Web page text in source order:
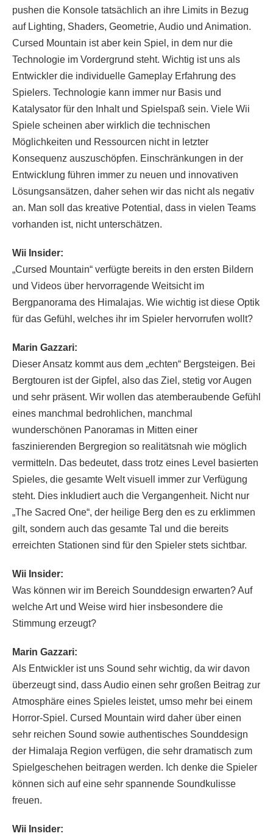
pushen die Konsole tatsächlich an ihre Limits in Bezug
auf Lighting, Shaders, Geometrie, Audio und Animation.
Cursed Mountain ist aber kein Spiel, in dem nur die
Technologie im Vordergrund steht. Wichtig ist uns als
Entwickler die individuelle Gameplay Erfahrung des
Spielers. Technologie kann immer nur Basis und
Katalysator für den Inhalt und Spielspaß sein. Viele Wii
Spiele scheinen aber wirklich die technischen
Möglichkeiten und Ressourcen nicht in letzter
Konsequenz auszuschöpfen. Einschränkungen in der
Entwicklung führen immer zu neuen und innovativen
Lösungsansätzen, daher sehen wir das nicht als negativ
an. Man soll das kreative Potential, dass in vielen Teams
vorhanden ist, nicht unterschätzen.
Wii Insider:
„Cursed Mountain“ verfügte bereits in den ersten Bildern
und Videos über hervorragende Weitsicht im
Bergpanorama des Himalajas. Wie wichtig ist diese Optik
für das Gefühl, welches ihr im Spieler hervorrufen wollt?
Marin Gazzari:
Dieser Ansatz kommt aus dem „echten“ Bergsteigen. Bei
Bergtouren ist der Gipfel, also das Ziel, stetig vor Augen
und sehr präsent. Wir wollen das atemberaubende Gefühl
eines manchmal bedrohlichen, manchmal
wunderschönen Panoramas in Mitten einer
faszinierenden Bergregion so realitätsnah wie möglich
vermitteln. Das bedeutet, dass trotz eines Level basierten
Spieles, die gesamte Welt visuell immer zur Verfügung
steht. Dies inkludiert auch die Vergangenheit. Nicht nur
„The Sacred One“, der heilige Berg den es zu erklimmen
gilt, sondern auch das gesamte Tal und die bereits
erreichten Stationen sind für den Spieler stets sichtbar.
Wii Insider:
Was können wir im Bereich Sounddesign erwarten? Auf
welche Art und Weise wird hier insbesondere die
Stimmung erzeugt?
Marin Gazzari:
Als Entwickler ist uns Sound sehr wichtig, da wir davon
überzeugt sind, dass Audio einen sehr großen Beitrag zur
Atmosphäre eines Spieles leistet, umso mehr bei einem
Horror-Spiel. Cursed Mountain wird daher über einen
sehr reichen Sound sowie authentisches Sounddesign
der Himalaja Region verfügen, die sehr dramatisch zum
Spielgeschehen beitragen werden. Ich denke die Spieler
können sich auf eine sehr spannende Soundkulisse
freuen.
Wii Insider: